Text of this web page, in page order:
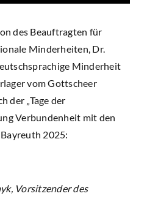
des Beauftragten für
Minderheiten, Dr.
Minderheit
vom Gottscheer
der „Tage der
Verbundenheit mit den
2025:
Vorsitzender des